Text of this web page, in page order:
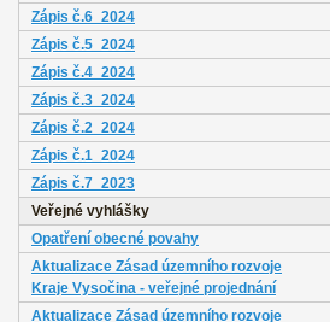
Zápis č.6_2024
Zápis č.5_2024
Zápis č.4_2024
Zápis č.3_2024
Zápis č.2_2024
Zápis č.1_2024
Zápis č.7_2023
Veřejné vyhlášky
Opatření obecné povahy
Aktualizace Zásad územního rozvoje
Kraje Vysočina - veřejné projednání
Aktualizace Zásad územního rozvoje